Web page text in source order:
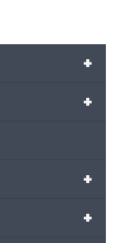
+
+
+
+